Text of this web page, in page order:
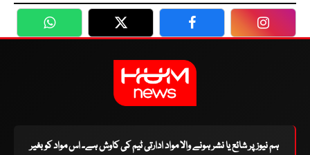
WhatsApp Twitter Facebook
ہم نیوز پر شائع یا نشر ہونے والا مواد ادارتی ٹیم کی کاوش ہے۔ اس مواد کو بغیر